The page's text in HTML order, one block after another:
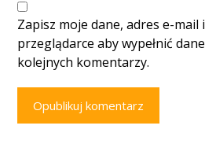
Zapisz moje dane, adres e-mail
przeglądarce aby wypełnić
kolejnych komentarzy.
Opublikuj komentarz